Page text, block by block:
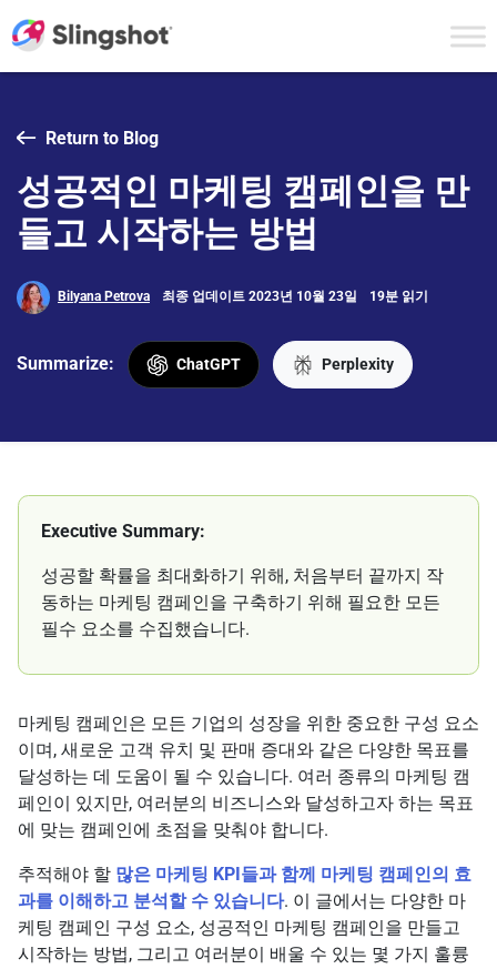
Return to Blog
성공적인 마케팅 캠페인을 만
들고 시작하는 방법
Bilyana Petrova 최종 업데이트 2023년 10월 23일 19분 읽기
Summarize: ChatGPT Perplexity
Executive Summary:
성공할 확률을 최대화하기 위해, 처음부터 끝까지 작
동하는 마케팅 캠페인을 구축하기 위해 필요한 모든
필수 요소를 수집했습니다.
마케팅 캠페인은 모든 기업의 성장을 위한 중요한 구성 요소
이며, 새로운 고객 유치 및 판매 증대와 같은 다양한 목표를
달성하는 데 도움이 될 수 있습니다. 여러 종류의 마케팅 캠
페인이 있지만, 여러분의 비즈니스와 달성하고자 하는 목표
에 맞는 캠페인에 초점을 맞춰야 합니다.
추적해야 할 많은 마케팅 KPI들과 함께 마케팅 캠페인의 효
과를 이해하고 분석할 수 있습니다. 이 글에서는 다양한 마
케팅 캠페인 구성 요소, 성공적인 마케팅 캠페인을 만들고
시작하는 방법, 그리고 여러분이 배울 수 있는 몇 가지 훌륭